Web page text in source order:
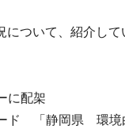
ついて、紹介して
に配架
ド 「静岡県 環境